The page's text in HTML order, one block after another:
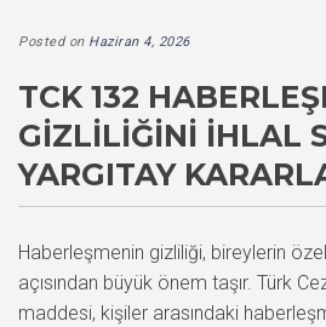
Posted on Haziran 4, 2026
TCK 132
GIZLILIĞINI İHLAL
YARGITAY
Haberleşmenin gizliliği, bireylerin özel
açısından büyük önem taşır. Türk
maddesi, kişiler arasındaki